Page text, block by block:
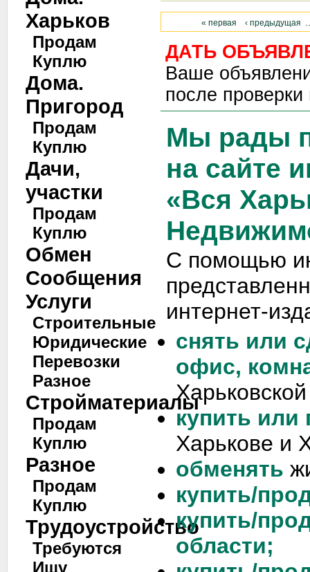
Харьков
Продам
Куплю
Дома.
Пригород
Продам
Куплю
Дачи,
участки
Продам
Куплю
Обмен
Сообщения
Услуги
Строительные
Юридические
Перевозки
Разное
Стройматериалы
Продам
Куплю
Разное
Продам
Куплю
Трудоустройство
Требуются
Ищу
« первая ‹ предыдущая
ДАТЬ
Ваше
после
Мы рады
на сайте
«Вся
С помощью
интернет-
снять или
офис,
купить или
Харькове и
обменять
купить/
купить/
области;